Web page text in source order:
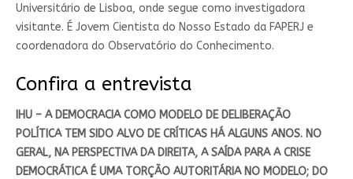
Universitário de Lisboa, onde segue como investigadora
visitante. É Jovem Cientista do Nosso Estado da FAPERJ e
coordenadora do Observatório do Conhecimento.
Confira a entrevista
IHU – A DEMOCRACIA COMO MODELO DE DELIBERAÇÃO
POLÍTICA TEM SIDO ALVO DE CRÍTICAS HÁ ALGUNS ANOS. NO
GERAL, NA PERSPECTIVA DA DIREITA, A SAÍDA PARA A CRISE
DEMOCRÁTICA É UMA TORÇÃO AUTORITÁRIA NO MODELO; DO